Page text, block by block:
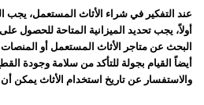
عند التفكير في شراء الأثاث المستعمل، يجب
أولاً، يجب تحديد الميزانية المتاحة للحصول
البحث عن متاجر الأثاث المستعمل أو المنصات
أيضاً القيام بجولة للتأكد من سلامة وجودة
والاستفسار عن تاريخ استخدام الأثاث يمكن